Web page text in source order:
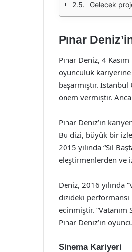
Gelecek
Pınar
Pınar Deniz, 4
oyunculuk
başarmıştır.
önem vermiştir.
Pınar Deniz’in
Bu dizi, büyük bir
2015 yılında “Sil
eleştirmenlerden ve
Deniz, 2016 yılında
dizideki
edinmiştir. “Vatanım
Pınar Deniz’in
Sinema Kariyeri